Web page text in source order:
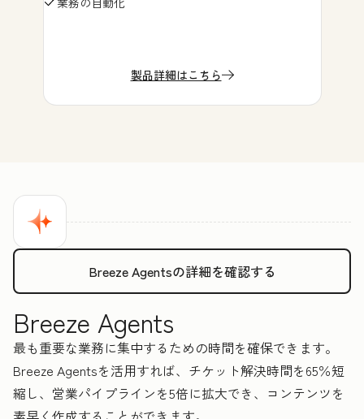
製品詳細はこちら
Breeze Agentsの詳細を確認する
Breeze Agents
最も重要な業務に集中するための時間を確保できます。
Breeze Agentsを活用すれば、チケット解決時間を65％短
縮し、営業パイプラインを5倍に拡大でき、コンテンツを